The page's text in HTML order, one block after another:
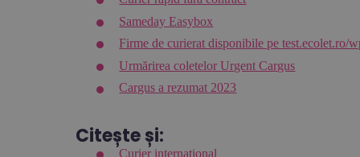
Sameday Easybox
Firme de curierat disponibile pe test.ecolet.ro/
Urmărirea coletelor Urgent Cargus
Cargus a rezumat 2023
Citește și:
Curier international